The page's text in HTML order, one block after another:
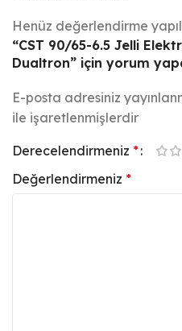
Henüz değerlendirme
“CST 90/65-6.5 Jelli
Dualtron” için yorum
E-posta adresiniz
ile işaretlenmişlerdir
Derecelendirmeniz *
Değerlendirmeniz *